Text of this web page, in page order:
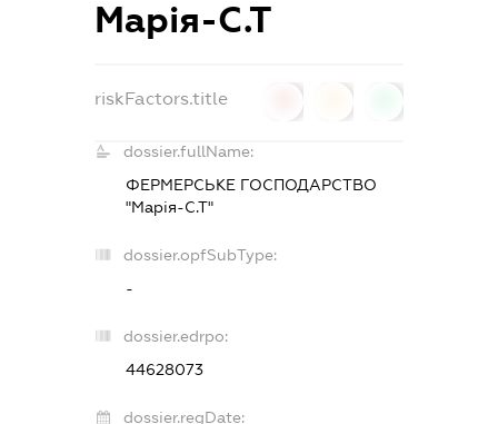
Марія-С.Т
riskFactors.title
dossier.fullName:
ФЕРМЕРСЬКЕ ГОСПОДАРСТВО
"Марія-С.Т"
dossier.opfSubType:
-
dossier.edrpo:
44628073
dossier.regDate: